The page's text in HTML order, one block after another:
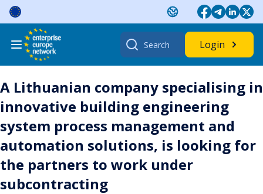
Skip
content
Search
for:
Login
A Lithuanian company specialising in
innovative building engineering
system process management and
automation solutions, is looking for
the partners to work under
subcontracting